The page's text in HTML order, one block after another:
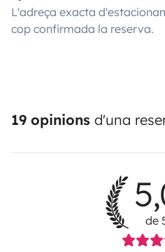
L'adreça exacta
cop confirmada la reserva.
19 opinions d'una
de